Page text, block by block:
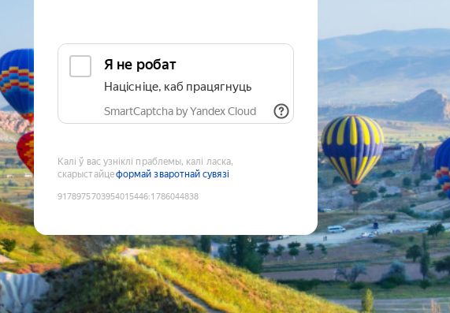
Я не робат
Націсніце, каб працягнуць
SmartCaptcha by Yandex Cloud
Калі ў вас узніклі праблемы, калі ласка,
скарыстайцеформай зваротнай сувязі
9178975703954015446:1786044838